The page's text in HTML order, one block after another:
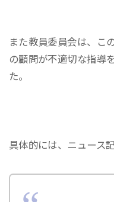
また教員委員会は、こ
の顧問が不適切な指導
た。
具体的には、ニュース